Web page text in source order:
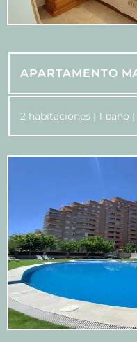
APARTAMENTO
2 habitaciones | 1 baño